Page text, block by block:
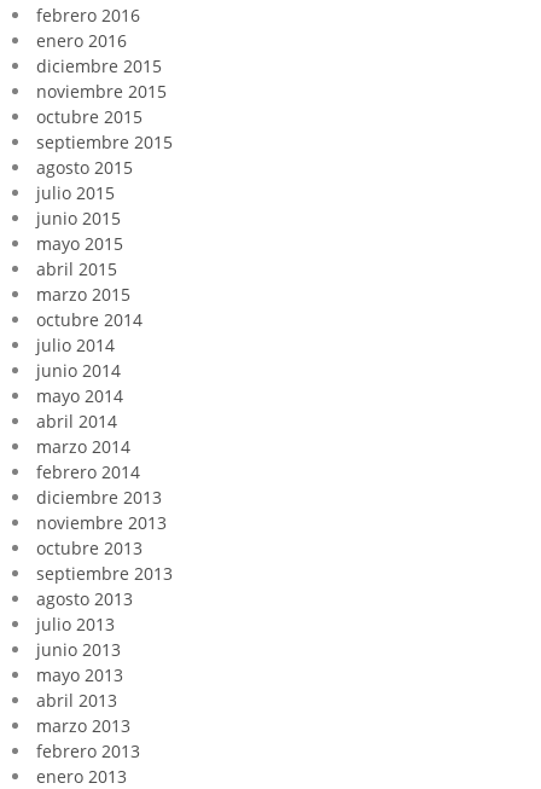
febrero 2016
enero 2016
diciembre 2015
noviembre 2015
octubre 2015
septiembre 2015
agosto 2015
julio 2015
junio 2015
mayo 2015
abril 2015
marzo 2015
octubre 2014
julio 2014
junio 2014
mayo 2014
abril 2014
marzo 2014
febrero 2014
diciembre 2013
noviembre 2013
octubre 2013
septiembre 2013
agosto 2013
julio 2013
junio 2013
mayo 2013
abril 2013
marzo 2013
febrero 2013
enero 2013